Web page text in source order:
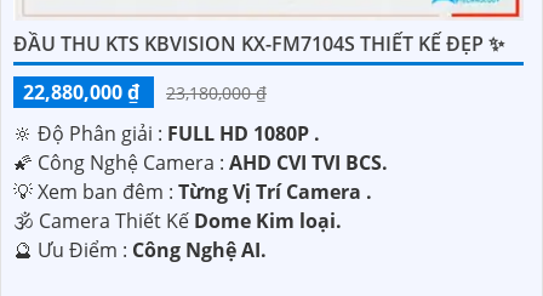
ĐẦU THU KTS KBVISION KX-FM7104S THIẾT KẾ ĐẸP ✨
22,880,000 ₫
23,180,000 ₫
🔆 Độ Phân giải : FULL HD 1080P .
🌠 Công Nghệ Camera : AHD CVI TVI BCS.
💡 Xem ban đêm : Từng Vị Trí Camera .
🕉️ Camera Thiết Kế Dome Kim loại.
️🔮 Ưu Điểm : Công Nghệ AI.